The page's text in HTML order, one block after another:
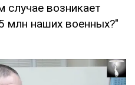
возникает
млн наших военных?"